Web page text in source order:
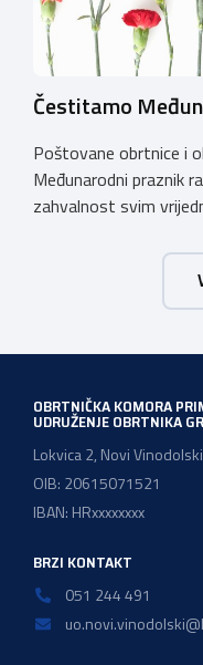
Čestitamo
Poštovane obrtnice i
Međunarodni praznik
zahvalnost svim
Primorsko-goranske
promiče trud i
razvoju našeg
OBRTNIČKA KOMORA
UDRUŽENJE OBRTNIKA
Lokvica 2, Novi Vinodolski
OIB: 20615071521
IBAN: HRxxxxxxxx
BRZI KONTAKT
051 244 491